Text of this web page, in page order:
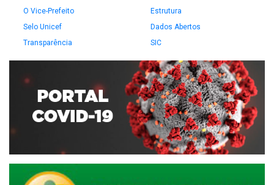
O Vice-Prefeito
Estrutura
Selo Unicef
Dados Abertos
Transparência
SIC